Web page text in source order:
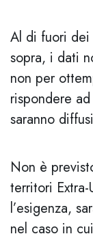
Al di fuori dei
sopra, i dati
non per
rispondere
saranno
Non è
territori
l’esigenza,
nel caso in